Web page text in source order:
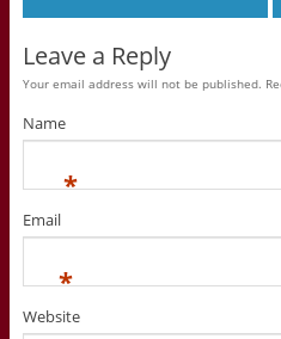
Leave a Reply
Your email address will not be published.
Name
*
Email
*
Website